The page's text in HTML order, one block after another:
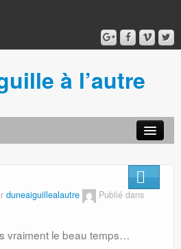
à l’autre
duneaiguillealautre
Publié dans
vraiment le beau temps…